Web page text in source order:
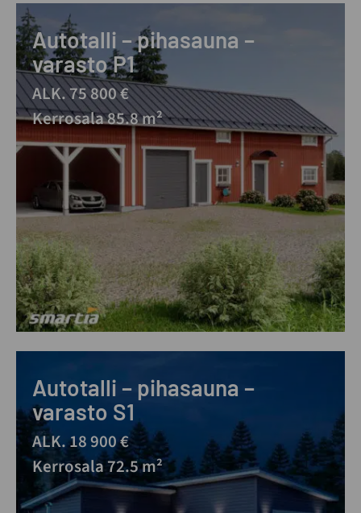
Autotalli – pihasauna –
varasto P1
ALK. 75 800 €
Kerrosala 85.8 m²
Autotalli – pihasauna –
varasto S1
ALK. 18 900 €
Kerrosala 72.5 m²